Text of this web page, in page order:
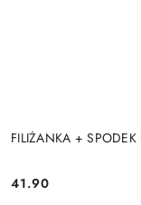
FILIŻANKA + SPODEK
Cena:
41.90